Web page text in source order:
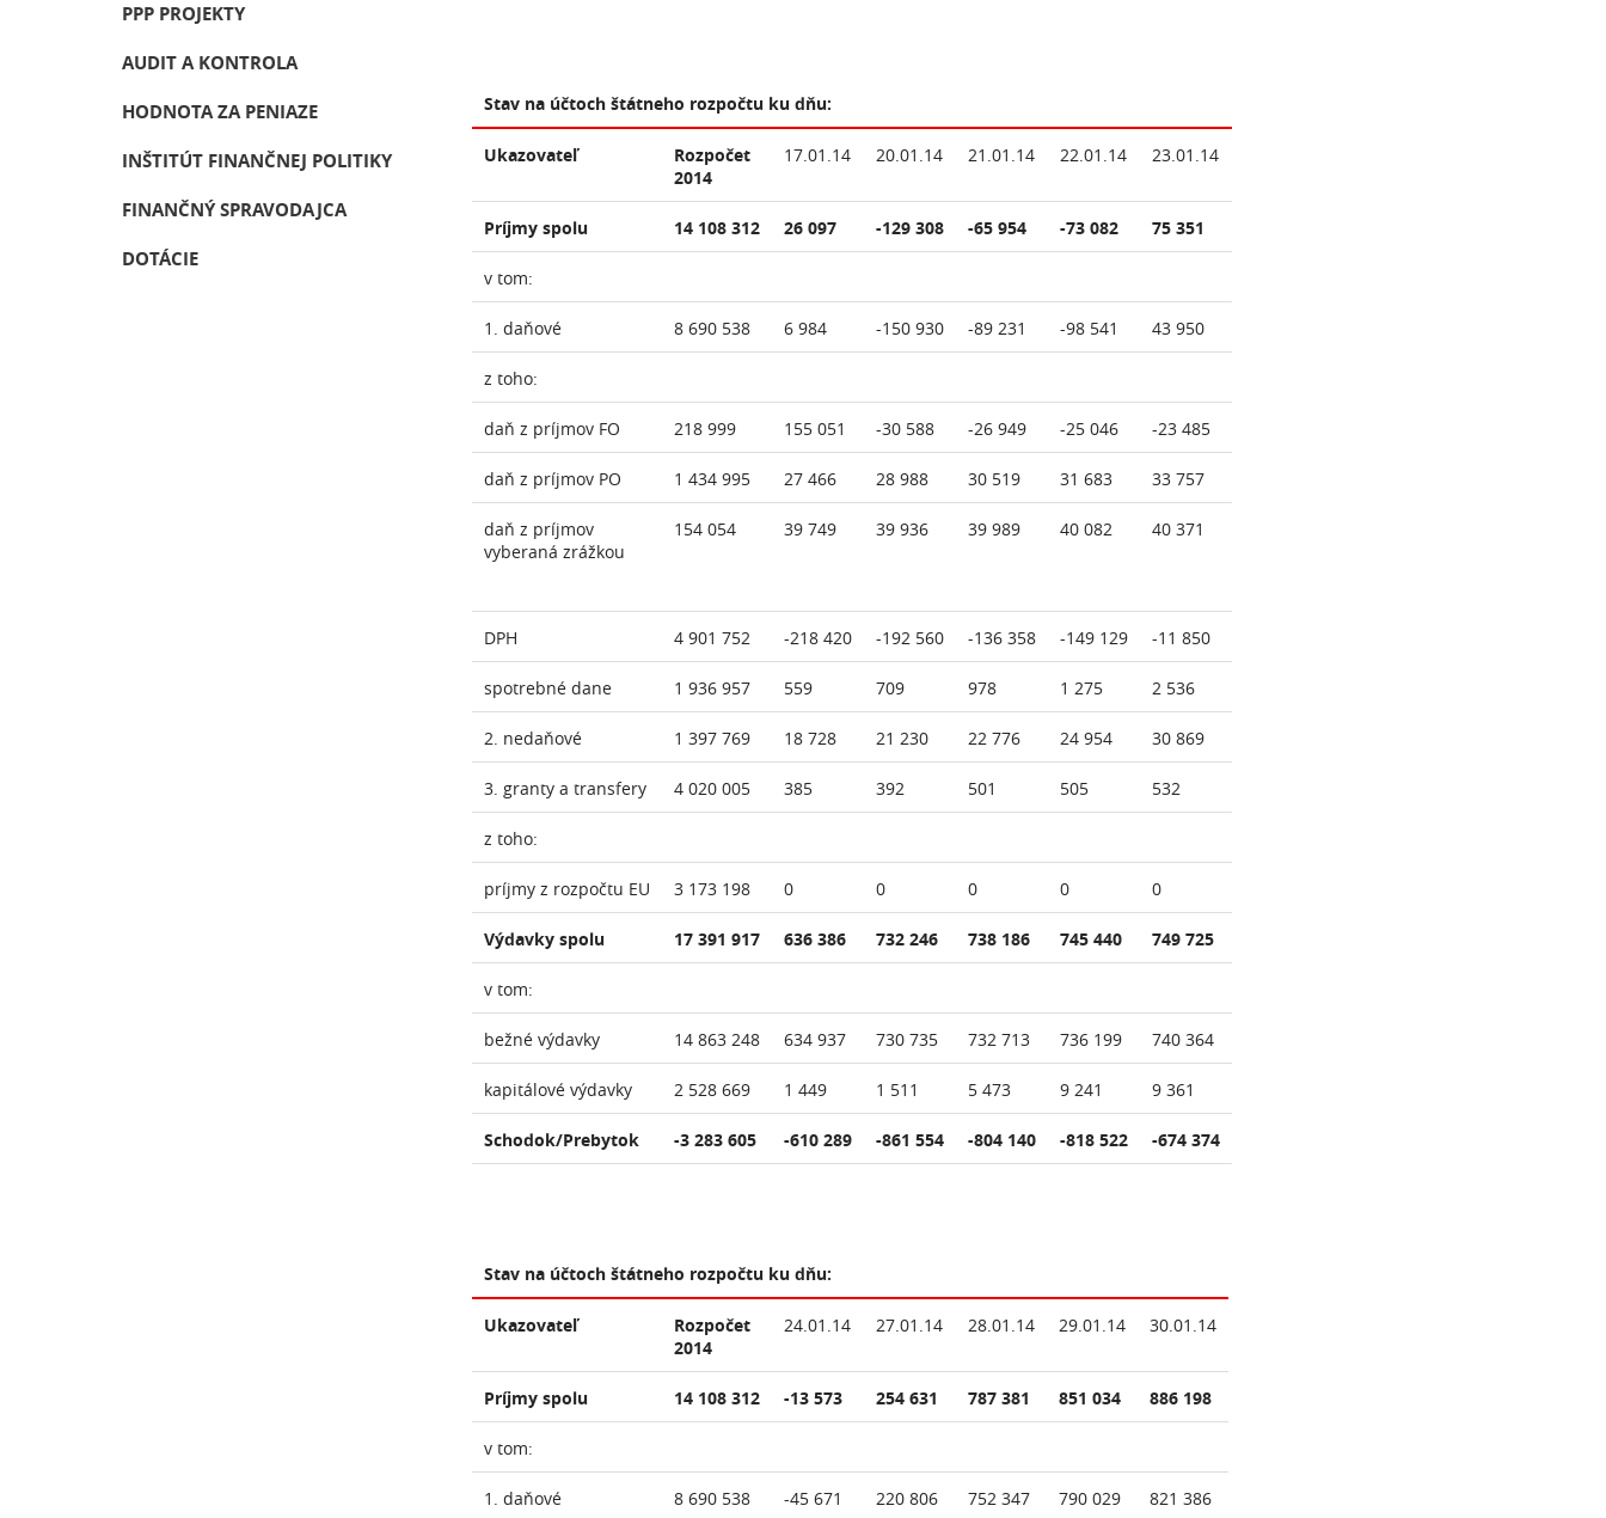
Stav na účtoch štátneho rozpočtu ku dňu:
Ukazovateľ
Rozpočet
2014
17.01.14 20.01.14 21.01.14 22.01.14 23.01.14
Príjmy spolu 14 108 312 26 097 -129 308 -65 954 -73 082 75 351
v tom:
1. daňové 8 690 538 6 984 -150 930 -89 231 -98 541 43 950
z toho:
daň z príjmov FO 218 999 155 051 -30 588 -26 949 -25 046 -23 485
daň z príjmov PO 1 434 995 27 466 28 988 30 519 31 683 33 757
daň z príjmov
vyberaná zrážkou
154 054 39 749 39 936 39 989 40 082 40 371
DPH 4 901 752 -218 420 -192 560 -136 358 -149 129 -11 850
spotrebné dane 1 936 957 559 709 978 1 275 2 536
2. nedaňové 1 397 769 18 728 21 230 22 776 24 954 30 869
3. granty a transfery 4 020 005 385 392 501 505 532
z toho:
príjmy z rozpočtu EU 3 173 198 0 0 0 0 0
Výdavky spolu 17 391 917 636 386 732 246 738 186 745 440 749 725
v tom:
bežné výdavky 14 863 248 634 937 730 735 732 713 736 199 740 364
kapitálové výdavky 2 528 669 1 449 1 511 5 473 9 241 9 361
Schodok/Prebytok -3 283 605 -610 289 -861 554 -804 140 -818 522 -674 374
Stav na účtoch štátneho rozpočtu ku dňu:
Ukazovateľ
Rozpočet
2014
24.01.14 27.01.14 28.01.14 29.01.14 30.01.14
Príjmy spolu 14 108 312 -13 573 254 631 787 381 851 034 886 198
v tom:
1. daňové 8 690 538 -45 671 220 806 752 347 790 029 821 386
PPP PROJEKTY
AUDIT A KONTROLA
HODNOTA ZA PENIAZE
INŠTITÚT FINANČNEJ POLITIKY
FINANČNÝ SPRAVODAJCA
DOTÁCIE